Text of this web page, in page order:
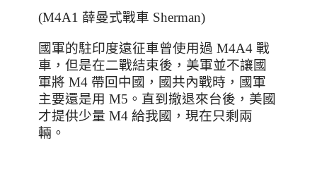
(M4A1 薛曼式戰車 Sherman)
國軍的駐印度遠征車曾使用過 M4A4 戰
車，但是在二戰結束後，美軍並不讓國
軍將 M4 帶回中國，國共內戰時，國軍
主要還是用 M5。直到撤退來台後，美國
才提供少量 M4 給我國，現在只剩兩
輛。